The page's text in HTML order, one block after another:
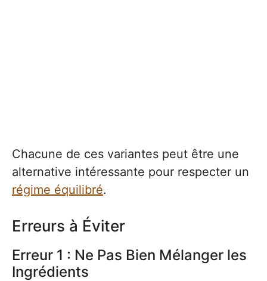
Chacune de ces variantes peut être une
alternative intéressante pour respecter un
régime équilibré.
Erreurs à Éviter
Erreur 1 : Ne Pas Bien Mélanger les
Ingrédients